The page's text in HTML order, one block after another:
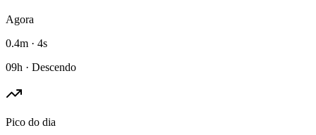
Agora
0.4m · 4s
09h · Descendo
Pico do dia